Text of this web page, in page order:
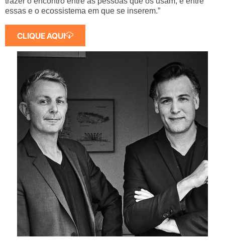
essas e o ecossistema em que se inserem.”
CLIQUE AQUI